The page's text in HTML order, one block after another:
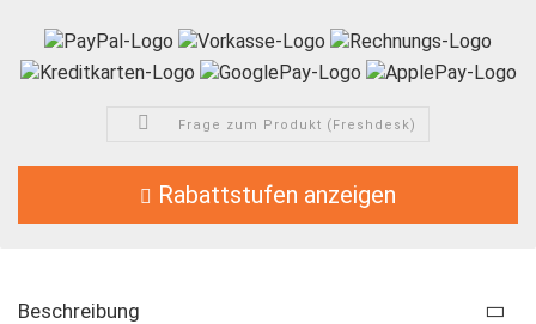
Frage zum Produkt (Freshdesk)
Rabattstufen anzeigen
Beschreibung